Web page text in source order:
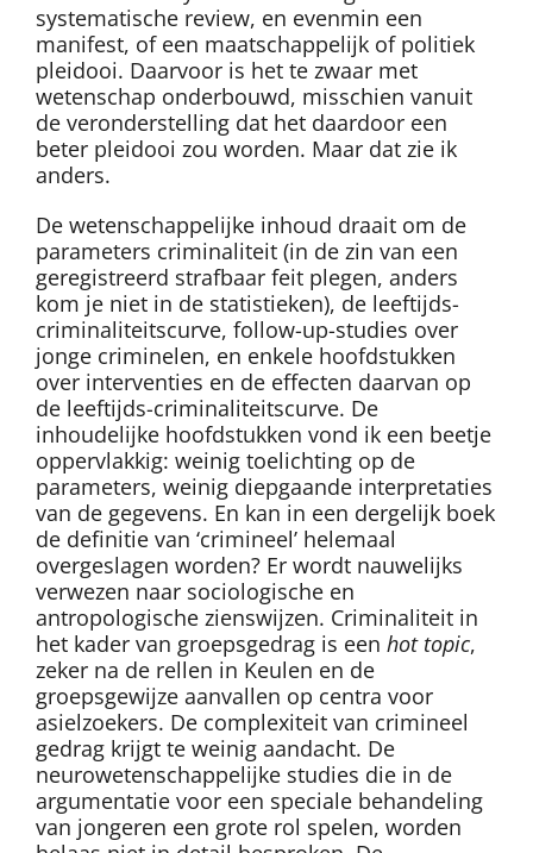
systematische review, en evenmin een
manifest, of een maatschappelijk of politiek
pleidooi. Daarvoor is het te zwaar met
wetenschap onderbouwd, misschien vanuit
de veronderstelling dat het daardoor een
beter pleidooi zou worden. Maar dat zie ik
anders.
De wetenschappelijke inhoud draait om de
parameters criminaliteit (in de zin van een
geregistreerd strafbaar feit plegen, anders
kom je niet in de statistieken), de leeftijds-
criminaliteitscurve, follow-up-studies over
jonge criminelen, en enkele hoofdstukken
over interventies en de effecten daarvan op
de leeftijds-criminaliteitscurve. De
inhoudelijke hoofdstukken vond ik een beetje
oppervlakkig: weinig toelichting op de
parameters, weinig diepgaande interpretaties
van de gegevens. En kan in een dergelijk boek
de definitie van ‘crimineel’ helemaal
overgeslagen worden? Er wordt nauwelijks
verwezen naar sociologische en
antropologische zienswijzen. Criminaliteit in
het kader van groepsgedrag is een hot topic,
zeker na de rellen in Keulen en de
groepsgewijze aanvallen op centra voor
asielzoekers. De complexiteit van crimineel
gedrag krijgt te weinig aandacht. De
neurowetenschappelijke studies die in de
argumentatie voor een speciale behandeling
van jongeren een grote rol spelen, worden